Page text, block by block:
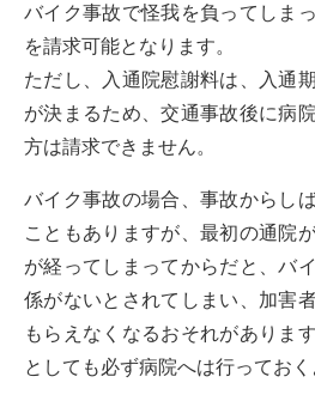
バイク事故で怪我を負ってしま
を請求可能となります。
ただし、入通院慰謝料は、入通
が決まるため、交通事故後に病
方は請求できません。
バイク事故の場合、事故からし
こともありますが、最初の通院
が経ってしまってからだと、バ
係がないとされてしまい、加害
もらえなくなるおそれがありま
としても必ず病院へは行っておく